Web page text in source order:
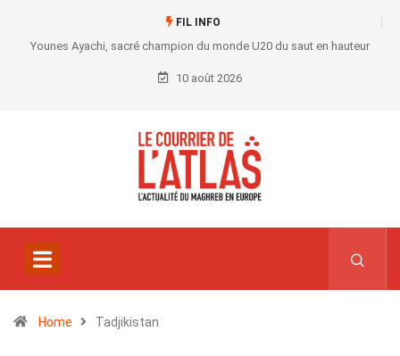
FIL INFO
Younes Ayachi, sacré champion du monde U20 du saut en hauteur
10 août 2026
Home Tadjikistan